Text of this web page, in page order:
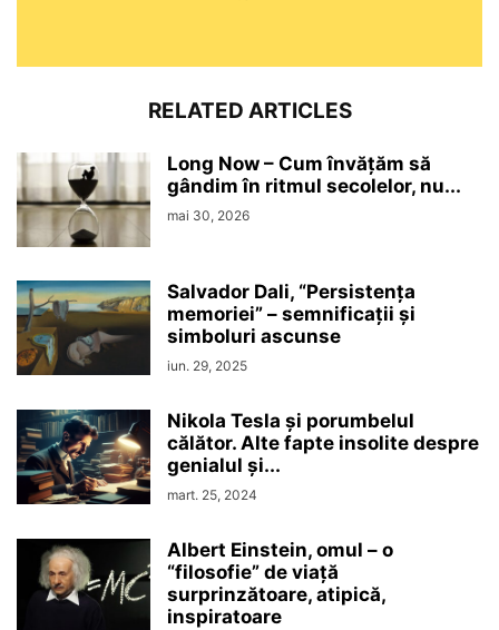
RELATED ARTICLES
Long Now – Cum învățăm să
gândim în ritmul secolelor, nu...
mai 30, 2026
Salvador Dali, “Persistenţa
memoriei” – semnificaţii şi
simboluri ascunse
iun. 29, 2025
Nikola Tesla şi porumbelul
călător. Alte fapte insolite despre
genialul şi...
mart. 25, 2024
Albert Einstein, omul – o
“filosofie” de viaţă
surprinzătoare, atipică,
inspiratoare